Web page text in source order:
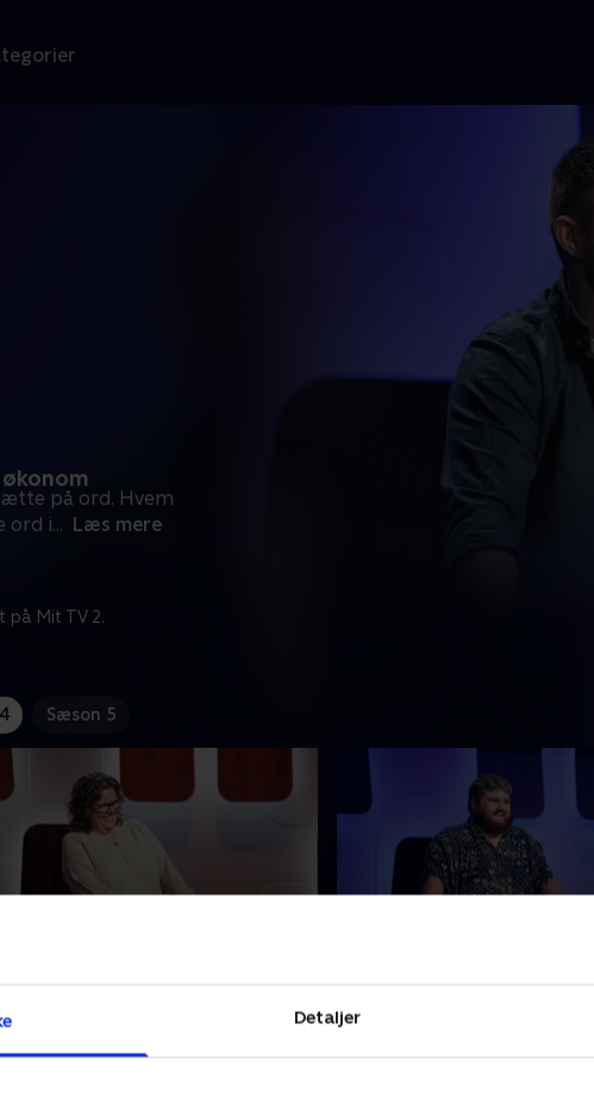
Detaljer
økonom
på ord. Hvem
ord i... Læs mere
på Mit TV 2.
Sæson 5
med spørgsmål, der oser af
sommer og sol. Så spænd
Danmarks nationale